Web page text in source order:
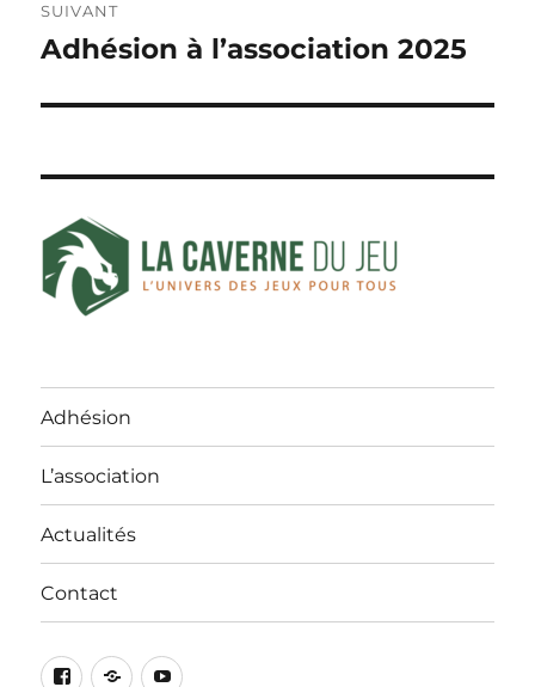
SUIVANT
Publication
Adhésion à l’association 2025
Adhésion
L’association
Actualités
Contact
Facebook
DiscordYoutube